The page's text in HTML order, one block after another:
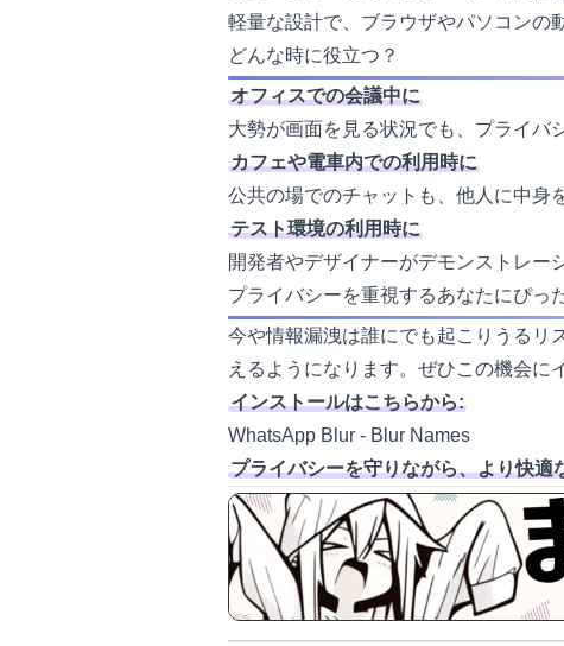
軽量な設計で、ブラウザやパソコンの
どんな時に役立つ？
オフィスでの会議中に
大勢が画面を見る状況でも、プライバ
カフェや電車内での利用時に
公共の場でのチャットも、他人に中身
テスト環境の利用時に
開発者やデザイナーがデモンストレー
プライバシーを重視するあなたにぴっ
今や情報漏洩は誰にでも起こりうるリ
えるようになります。ぜひこの機会に
インストールはこちらから:
WhatsApp Blur - Blur Names
プライバシーを守りながら、より快